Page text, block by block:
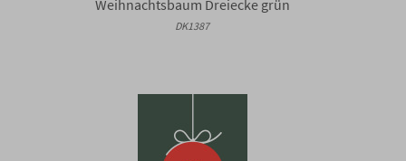
Weihnachtsbaum Dreiecke grün
DK1387